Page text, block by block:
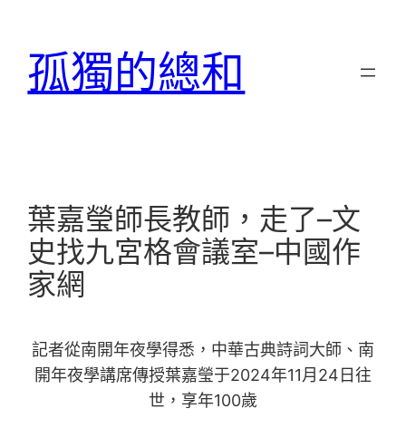
孤獨的總和
葉嘉瑩師長教師，走了–文
史找九宮格會議室–中國作
家網
記者從南開年夜學得悉，中華古典詩詞大師、南
開年夜學講席傳授葉嘉瑩于2024年11月24日往
世，享年100歲